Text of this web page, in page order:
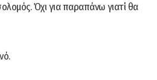
Όχι για παραπάνω γιατί θα